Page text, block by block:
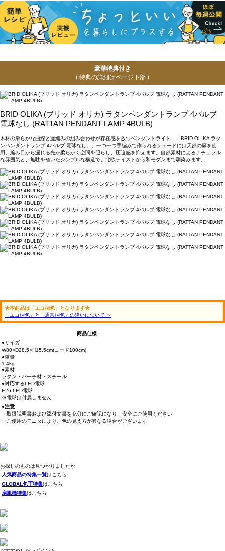
豪華特典付き
( 特典の詳細はページ下部 )
BRID OLIKA (ブリッド オリカ) ラタンペンダントランプ 4バルブ
電球なし (RATTAN PENDANT LAMP 4BULB)
木材の滑らかな曲線と籐編みの組み合わせが存在感を放つペンダントライト、「BRID OLIKA ラタ
ンペンダントランプ 4バルブ 電球なし」。一つ一つ手編みで作られるシェードには天然の籐を使
用。編み目から漏れる光が柔らかく空間を照らし、圧迫感を抑えます。自然素材によるナチュラル
な雰囲気と、無駄を省いたシンプルな構造で、北欧テイストから和モダンまで馴染みます。
★本商品は「エコ梱包」となります★
「エコ梱包」と「通常梱包」の違いについて ＞
商品仕様
●サイズ
W80×D28.5×H15.5cm(コード100cm)
●重量
1.4kg
●素材
ラタン・バーチ材・スチール
●対応するLED電球
E26 LED電球
※電球は付属しません
●注意
・取扱説明書および添付文書を充分にご確認になり、安全にご使用ください
・ご使用のモニタにより、色の見え方が異なる場合がございます
お探しのものは見つかりましたか
人気商品の特集一覧はこちら
GLOBAL包丁特集はこちら
扇風機特集はこちら